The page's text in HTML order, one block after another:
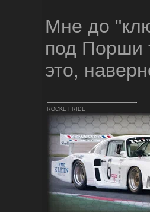
Мне до
под Порши
это,
ROCKET RIDE